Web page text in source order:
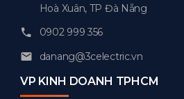
Hoà Xuân, TP Đà Nẵng
0902 999 356
danang@3celectric.vn
VP KINH DOANH TPHCM